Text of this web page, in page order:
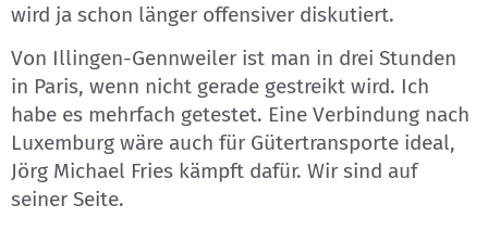
wird ja schon länger offensiver diskutiert.
Von Illingen-Gennweiler ist man in drei Stunden
in Paris, wenn nicht gerade gestreikt wird. Ich
habe es mehrfach getestet. Eine Verbindung nach
Luxemburg wäre auch für Gütertransporte ideal,
Jörg Michael Fries kämpft dafür. Wir sind auf
seiner Seite.